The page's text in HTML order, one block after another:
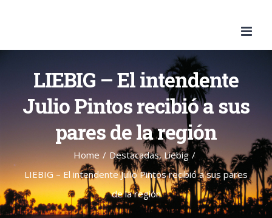
content
LIEBIG – El intendente
Julio Pintos recibió a sus
pares de la región
Home / Destacadas, Liebig /
LIEBIG – El intendente Julio Pintos recibió a sus pares
de la región